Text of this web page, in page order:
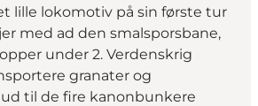
lille lokomotiv på sin første tur
med ad den smalsporsbane,
under 2. Verdenskrig
granater og
til de fire kanonbunkere